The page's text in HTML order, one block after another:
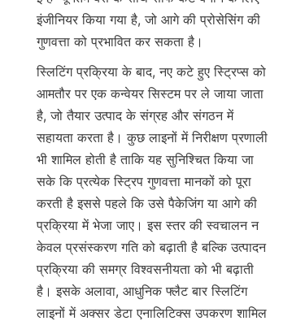
इंजीनियर किया गया है, जो आगे की प्रोसेसिंग की
गुणवत्ता को प्रभावित कर सकता है।
स्लिटिंग प्रक्रिया के बाद, नए कटे हुए स्ट्रिप्स को
आमतौर पर एक कन्वेयर सिस्टम पर ले जाया जाता
है, जो तैयार उत्पाद के संग्रह और संगठन में
सहायता करता है। कुछ लाइनों में निरीक्षण प्रणाली
भी शामिल होती है ताकि यह सुनिश्चित किया जा
सके कि प्रत्येक स्ट्रिप गुणवत्ता मानकों को पूरा
करती है इससे पहले कि उसे पैकेजिंग या आगे की
प्रक्रिया में भेजा जाए। इस स्तर की स्वचालन न
केवल प्रसंस्करण गति को बढ़ाती है बल्कि उत्पादन
प्रक्रिया की समग्र विश्वसनीयता को भी बढ़ाती
है। इसके अलावा, आधुनिक फ्लैट बार स्लिटिंग
लाइनों में अक्सर डेटा एनालिटिक्स उपकरण शामिल